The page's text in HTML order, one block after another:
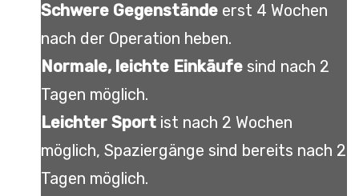
Schwere Gegenstände erst 4 Wochen
nach der Operation heben.
Normale, leichte Einkäufe sind nach 2
Tagen möglich.
Leichter Sport ist nach 2 Wochen
möglich, Spaziergänge sind bereits nach 2
Tagen möglich.